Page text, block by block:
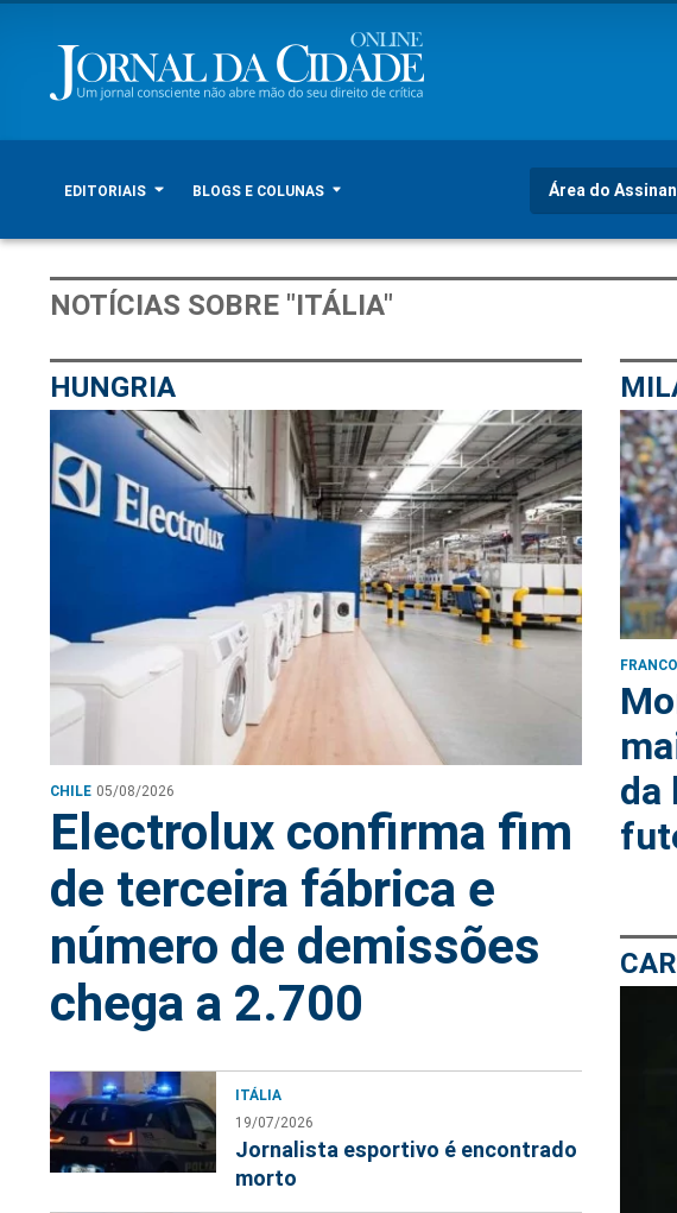
EDITORIAIS BLOGS E COLUNAS Área do
NOTÍCIAS SOBRE "ITÁLIA"
HUNGRIA
CHILE 05/08/2026
Electrolux confirma fim
de terceira fábrica e
número de demissões
chega a 2.700
ITÁLIA
19/07/2026
Jornalista esportivo é encontrado
morto
da